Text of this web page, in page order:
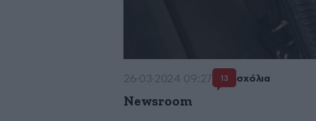
26·03·2024 09:27 13 σχόλια
Newsroom